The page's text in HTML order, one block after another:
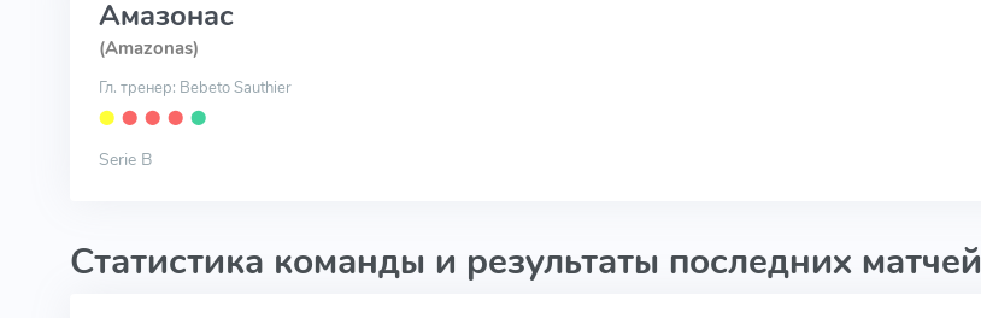
Амазонас
(Amazonas)
Гл. тренер: Bebeto Sauthier
⬤ ⬤ ⬤ ⬤ ⬤
Serie B
Статистика команды и результаты последних матчей